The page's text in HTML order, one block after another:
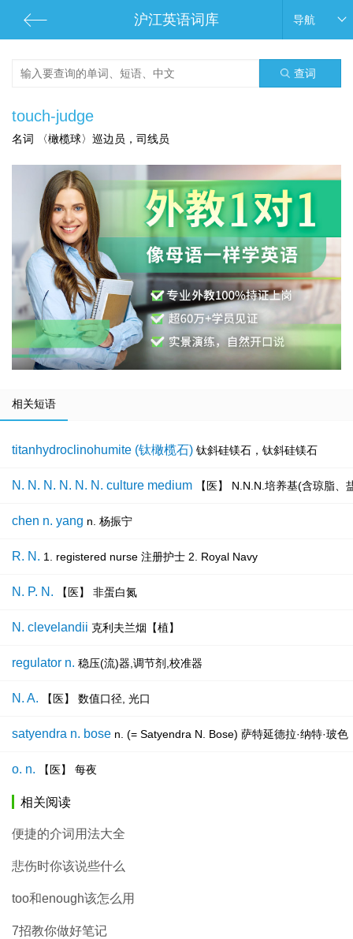
沪江英语词库 导航
查词
touch-judge
名词 〈橄榄球〉巡边员，司线员
相关短语
titanhydroclinohumite (钛橄榄石) 钛斜硅镁石，钛斜硅镁石
N. N. N. N. N. N. culture medium 【医】 N.N.N.培养基(含琼脂
chen n. yang n. 杨振宁
R. N. 1. registered nurse 注册护士 2. Royal Navy
N. P. N. 【医】 非蛋白氮
N. clevelandii 克利夫兰烟【植】
regulator n. 稳压(流)器,调节剂,校准器
N. A. 【医】 数值口径, 光口
satyendra n. bose n. (= Satyendra N. Bose) 萨特延德拉·纳特·玻
o. n. 【医】 每夜
相关阅读
便捷的介词用法大全
悲伤时你该说些什么
too和enough该怎么用
7招教你做好笔记